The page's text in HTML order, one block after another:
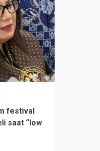
festival
saat “low